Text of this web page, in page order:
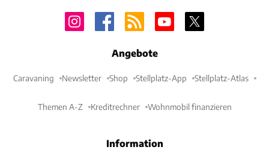
Angebote
Caravaning Newsletter Shop Stellplatz-App Stellplatz-Atlas
Themen A-Z Kreditrechner Wohnmobil finanzieren
Information